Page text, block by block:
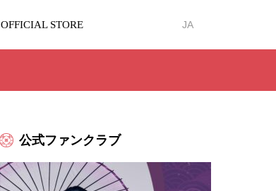
OFFICIAL STORE JA
公式ファンクラブ